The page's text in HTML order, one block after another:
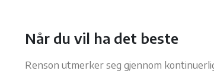
Når du vil ha det beste
Renson utmerker seg gjennom